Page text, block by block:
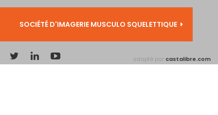
SOCIÉTÉ D'IMAGERIE MUSCULO SQUELETTIQUE
adapté par castalibre.com